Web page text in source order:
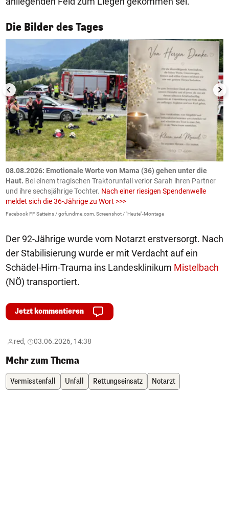
Die Bilder des Tages
1/50
08.08.2026: Emotionale Worte von Mama (36) gehen unter die
Haut. Bei einem tragischen Traktorunfall verlor Sarah ihren Partner
und ihre sechsjährige Tochter. Nach einer riesigen Spendenwelle
meldet sich die 36-Jährige zu Wort >>>
Facebook FF Satteins / gofundme.com, Screenshot / "Heute"-Montage
Der 92-Jährige wurde vom Notarzt erstversorgt. Nach
der Stabilisierung wurde er mit Verdacht auf ein
Schädel-Hirn-Trauma ins Landesklinikum Mistelbach
(NÖ) transportiert.
Jetzt kommentieren
red, 03.06.2026, 14:38
Mehr zum Thema
Vermisstenfall Unfall Rettungseinsatz Notarzt